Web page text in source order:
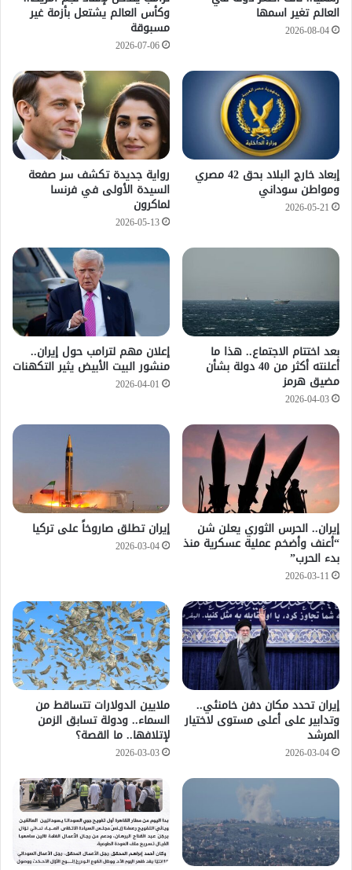
العالم تغير اسمها
2026-08-04
وكأس العالم يشتعل بأزمة غير
مسبوقة
2026-07-06
إبعاد خارج البلاد بحق 42 مصري
ومواطن سوداني
2026-05-21
رواية جديدة تكشف سر صفعة
السيدة الأولى في فرنسا
لماكرون
2026-05-13
بعد اختتام الاجتماع.. هذا ما
أعلنته أكثر من 40 دولة بشأن
مضيق هرمز
2026-04-03
إعلان مهم لترامب حول إيران..
منشور البيت الأبيض يثير التكهنات
2026-04-01
إيران.. الحرس الثوري يعلن شن
“أعنف وأضخم عملية عسكرية منذ
بدء الحرب”
2026-03-11
إيران تطلق صاروخاً على تركيا
2026-03-04
إيران تحدد مكان دفن خامنئي..
وتدابير على أعلى مستوى لاختيار
المرشد
2026-03-04
ملايين الدولارات تتساقط من
السماء.. ودولة تسابق الزمن
لإتلافها.. ما القصة؟
2026-03-03